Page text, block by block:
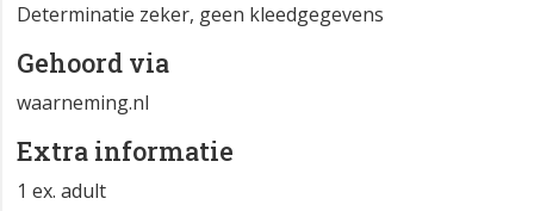
Determinatie zeker, geen kleedgegevens
Gehoord via
waarneming.nl
Extra informatie
1 ex. adult